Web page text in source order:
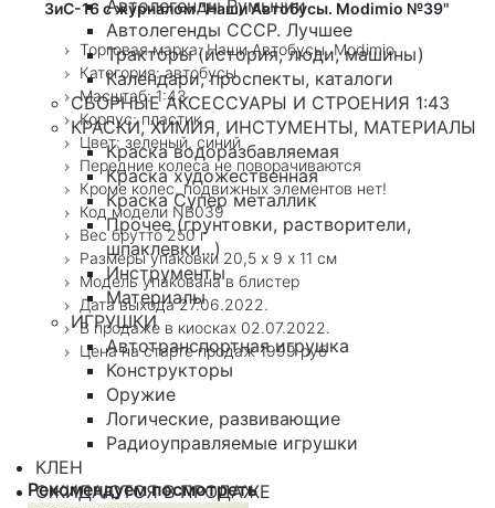
Автолегенды Румынии
Автолегенды СССР. Лучшее
Тракторы (история, люди, машины)
Календари, проспекты, каталоги
СБОРНЫЕ АКСЕССУАРЫ И СТРОЕНИЯ 1:43
КРАСКИ, ХИМИЯ, ИНСТУМЕНТЫ, МАТЕРИАЛЫ
Краска водоразбавляемая
Краска художественная
Краска Супер металлик
Прочее (грунтовки, растворители,
шпаклевки...)
Инструменты
Материалы
ИГРУШКИ
Автотранспортная игрушка
Конструкторы
Оружие
Логические, развивающие
Радиоуправляемые игрушки
КЛЕН
ОЖИДАЮТСЯ В ПРОДАЖЕ
ЗиС-16 с журналом "Наши Автобусы. Modimio №39"
Торговая марка: Наши Автобусы. Modimio
Категория: автобусы
Масштаб: 1:43
Корпус: пластик
Цвет: зеленый, синий
Передние колеса не поворачиваются
Кроме колес, подвижных элементов нет!
Код модели NB039
Вес брутто 250 г
Размеры упаковки 20,5 х 9 х 11 см
Модель упакована в блистер
Дата выхода 27.06.2022.
В продаже в киосках 02.07.2022.
Цена на старте продаж 1999 руб
Рекомендуем посмотреть